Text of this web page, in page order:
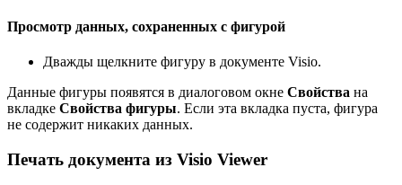
Просмотр данных, сохраненных с фигурой
Дважды щелкните фигуру в документе Visio.
Данные фигуры появятся в диалоговом окне Свойства на
вкладке Свойства фигуры. Если эта вкладка пуста, фигура
не содержит никаких данных.
Печать документа из Visio Viewer